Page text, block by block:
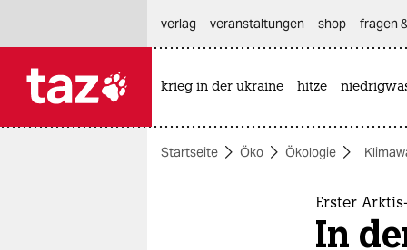
themen
verlag
veranstaltungen shop fragen
krieg in der ukraine hitze
Startseite Öko Ökologie
Erster
In